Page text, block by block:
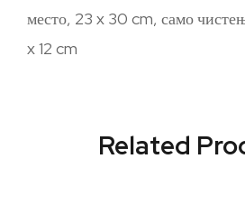
место, 23 x 30 cm, само
x 12 cm
Related